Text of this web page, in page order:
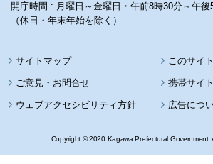
開庁時間 : 月曜日～金曜日・午前8時30分～午後
（休日・年末年始を除く）
サイトマップ このサイ
携帯サイト
ウェブアクセシビリティ方針 広告につ
Copyright © 2020 Kagawa Prefectural Government.